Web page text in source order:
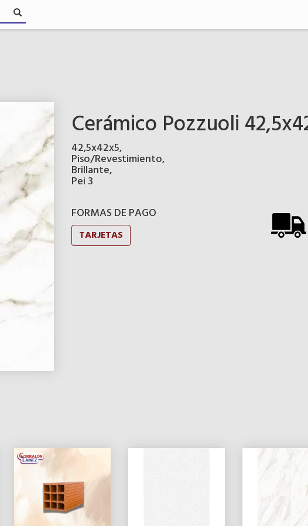
Cerámico Pozzuoli
42,5x42x5,
Piso/Revestimiento,
Brillante,
Pei 3
FORMAS DE PAGO
TARJETAS